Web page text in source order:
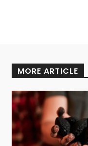
MORE ARTICLE